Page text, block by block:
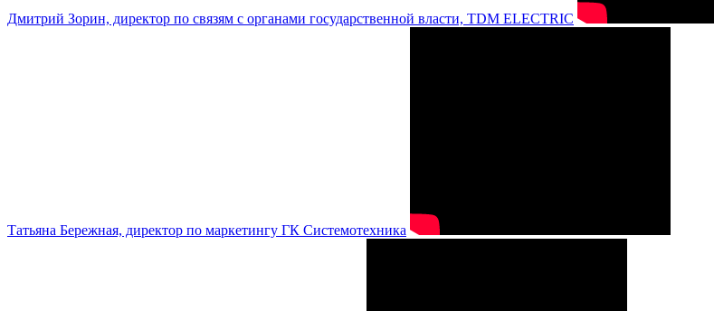
Дмитрий Зорин, директор по связям с органами государственной власти, TDM ELECTRIC
Татьяна Бережная, директор по маркетингу ГК Системотехника